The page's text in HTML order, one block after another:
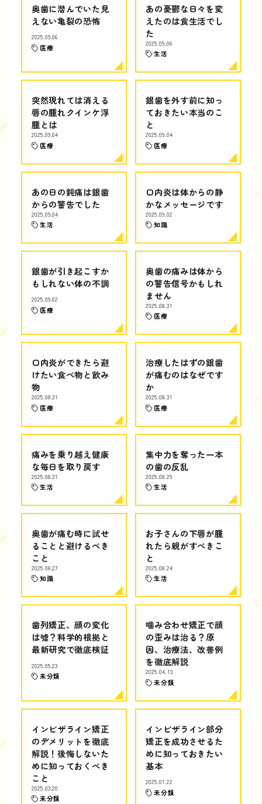
奥歯に潜んでいた見
えない亀裂の恐怖
2025.09.06
医療
あの憂鬱な日々を変
えたのは食生活でし
た
2025.09.06
生活
突然現れては消える
唇の腫れクインケ浮
腫とは
2025.09.04
医療
銀歯を外す前に知っ
ておきたい本当のこ
と
2025.09.04
医療
あの日の鈍痛は銀歯
からの警告でした
2025.09.04
生活
口内炎は体からの静
かなメッセージです
2025.09.02
知識
銀歯が引き起こすか
もしれない体の不調
2025.09.02
医療
奥歯の痛みは体から
の警告信号かもしれ
ません
2025.08.31
医療
口内炎ができたら避
けたい食べ物と飲み
物
2025.08.31
医療
治療したはずの銀歯
が痛むのはなぜです
か
2025.08.31
医療
痛みを乗り越え健康
な毎日を取り戻す
2025.08.31
生活
集中力を奪った一本
の歯の反乱
2025.08.29
生活
奥歯が痛む時に試せ
ることと避けるべき
こと
2025.08.27
知識
お子さんの下唇が腫
れたら親がすべきこ
と
2025.08.24
生活
歯列矯正、顔の変化
は嘘？科学的根拠と
最新研究で徹底検証
2025.05.23
未分類
噛み合わせ矯正で顔
の歪みは治る？原
因、治療法、改善例
を徹底解説
2025.04.13
未分類
インビザライン矯正
のデメリットを徹底
解説！後悔しないた
めに知っておくべき
こと
2025.03.20
未分類
インビザライン部分
矯正を成功させるた
めに知っておきたい
基本
2025.01.22
未分類